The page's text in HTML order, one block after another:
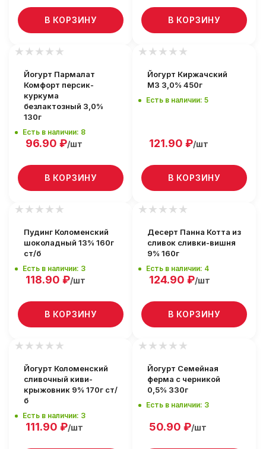
В КОРЗИНУ В КОРЗИНУ
Йогурт Пармалат
Комфорт персик-
куркума
безлактозный 3,0%
130г
Есть в наличии: 8
96.90 ₽/шт
В КОРЗИНУ
Йогурт Киржачский
МЗ 3,0% 450г
Есть в наличии: 5
121.90 ₽/шт
В КОРЗИНУ
Пудинг Коломенский
шоколадный 13% 160г
ст/б
Есть в наличии: 3
118.90 ₽/шт
В КОРЗИНУ
Десерт Панна Котта из
сливок сливки-вишня
9% 160г
Есть в наличии: 4
124.90 ₽/шт
В КОРЗИНУ
Йогурт Коломенский
сливочный киви-
крыжовник 9% 170г ст/
б
Есть в наличии: 3
111.90 ₽/шт
Йогурт Семейная
ферма с черникой
0,5% 330г
Есть в наличии: 3
50.90 ₽/шт